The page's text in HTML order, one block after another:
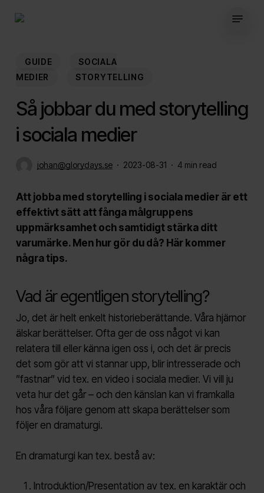
GUIDE
SOCIALA
MEDIER
STORYTELLING
Så jobbar du med storytelling
i sociala medier
johan@glorydays.se 2023-08-31 4 min read
Att jobba med storytelling i sociala medier är ett
effektivt sätt att fånga målgruppens
uppmärksamhet och samtidigt stärka ditt
varumärke. Men hur gör du då? Här kommer
några tips.
Vad är egentligen storytelling?
Jo, det är helt enkelt historieberättande. Våra hjärnor
älskar berättelser. Ofta ger de oss något vi kan
relatera till eller känna igen oss i, och det är precis
det som gör att vi stannar upp, blir intresserade och
”fastnar” vid tex. en video i sociala medier. Vi vill ju
veta hur det går – och den känslan kan vi framkalla
hos våra följare genom att skapa berättelser som
följer en dramaturgi.
En dramaturgi kan tex. bestå av:
Introduktion/Presentation av tex. en karaktär och